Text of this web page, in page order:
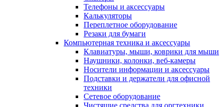
Телефоны и аксессуары
Калькуляторы
Переплетное оборудование
Резаки для бумаги
Компьютерная техника и аксессуары
Клавиатуры, мыши, коврики для мыши
Наушники, колонки, веб-камеры
Носители информации и аксессуары
Подставки и держатели для офисной
техники
Сетевое оборудование